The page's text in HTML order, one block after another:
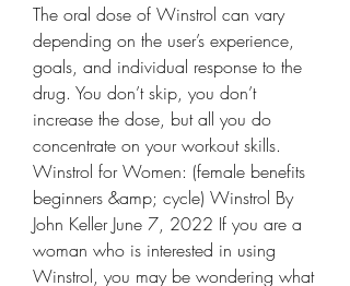
The oral dose of Winstrol can vary
depending on the user’s experience,
goals, and individual response to the
drug. You don’t skip, you don’t
increase the dose, but all you do
concentrate on your workout skills.
Winstrol for Women: (female benefits
beginners &amp; cycle) Winstrol By
John Keller June 7, 2022 If you are a
woman who is interested in using
Winstrol, you may be wondering what